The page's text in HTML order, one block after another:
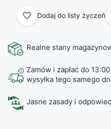
favorite_border Dodaj do listy życzeń
Realne stany
Zamów i zapłać do 13:00
wysyłka tego samego
Jasne zasady i